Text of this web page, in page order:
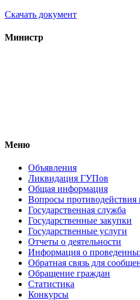
Скачать документ
Министр
Меню
Объявления
Ликвидация ГУПов
Общая информация
Вопросы противодействия
Государственная служба
Государственные закупки
Государственные услуги
Отчеты о деятельности
Информация о
Обратная связь для
Обращение граждан
Статистика
Конкурсы